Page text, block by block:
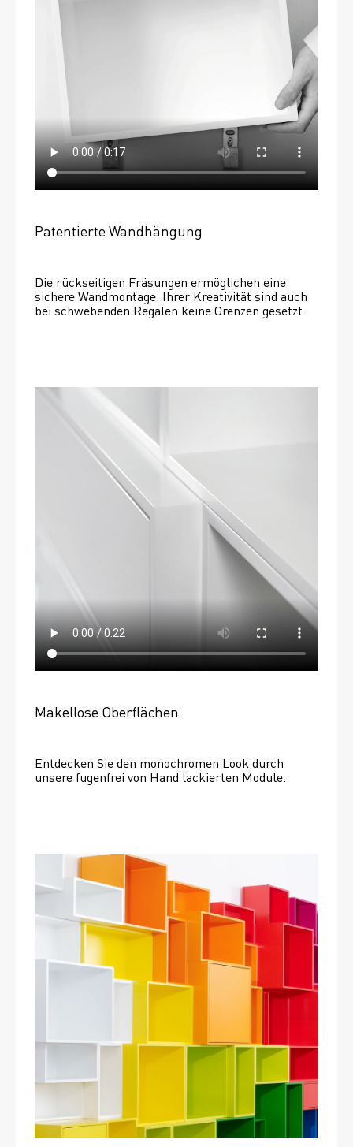
Patentierte Wandhängung
Die rückseitigen Fräsungen ermöglichen eine
sichere Wandmontage. Ihrer Kreativität sind auch
bei schwebenden Regalen keine Grenzen gesetzt.
Makellose Oberflächen
Entdecken Sie den monochromen Look durch
unsere fugenfrei von Hand lackierten Module.